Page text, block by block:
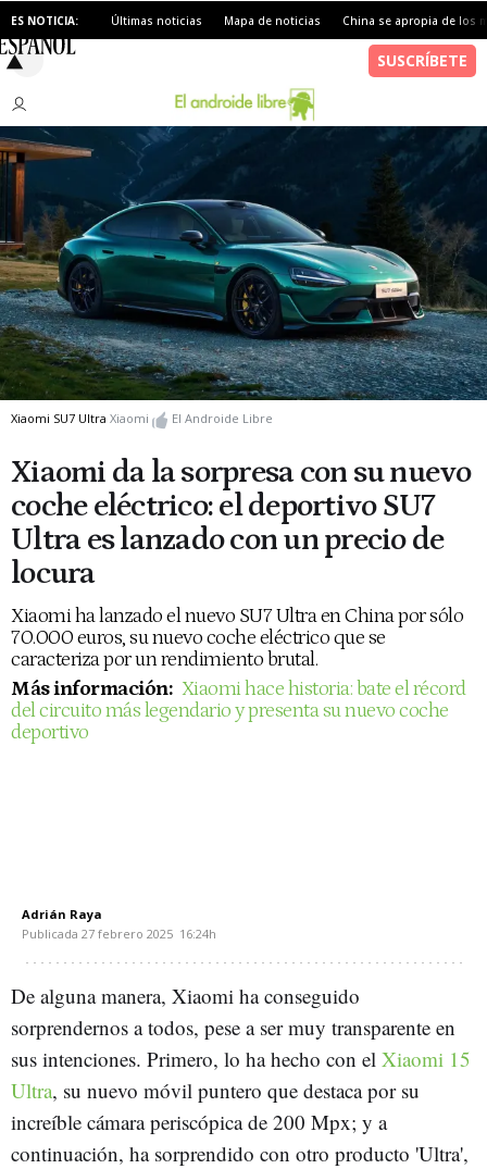
ES NOTICIA: Últimas noticias Mapa de noticias China se apropia de los
Xiaomi SU7 Ultra Xiaomi El Androide Libre
Xiaomi da la sorpresa con su nuevo
coche eléctrico: el deportivo SU7
Ultra es lanzado con un precio de
locura
Xiaomi ha lanzado el nuevo SU7 Ultra en China por sólo
70.000 euros, su nuevo coche eléctrico que se
caracteriza por un rendimiento brutal.
Más información: Xiaomi hace historia: bate el récord
del circuito más legendario y presenta su nuevo coche
deportivo
Adrián Raya
Publicada 27 febrero 2025 16:24h
De alguna manera, Xiaomi ha conseguido
sorprendernos a todos, pese a ser muy transparente en
sus intenciones. Primero, lo ha hecho con el Xiaomi 15
Ultra, su nuevo móvil puntero que destaca por su
increíble cámara periscópica de 200 Mpx; y a
continuación, ha sorprendido con otro producto 'Ultra',